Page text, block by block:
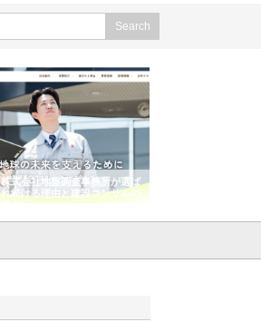
株式会社地盤調査事務所が選ば
れ続ける理由と建設コンサルの
強み